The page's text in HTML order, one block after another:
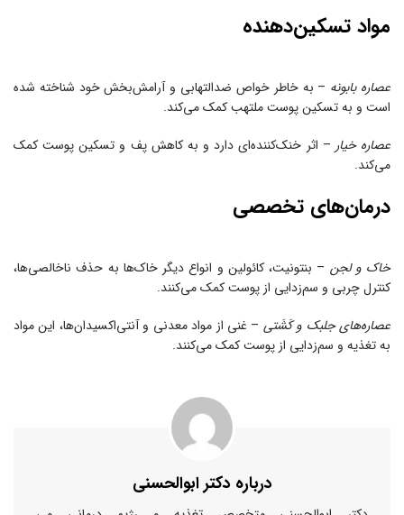
مواد تسکین‌دهنده
عصاره بابونه – به خاطر خواص ضدالتهابی و آرامش‌بخش خود شناخته شده
است و به تسکین پوست ملتهب کمک می‌کند.
عصاره خیار – اثر خنک‌کننده‌ای دارد و به کاهش پف و تسکین پوست کمک
می‌کند.
درمان‌های تخصصی
خاک و لجن – بنتونیت، کائولین و انواع دیگر خاک‌ها به حذف ناخالصی‌ها،
کنترل چربی و سم‌زدایی از پوست کمک می‌کنند.
عصاره‌های جلبک و کَشَتی – غنی از مواد معدنی و آنتی‌اکسیدان‌ها، این مواد
به تغذیه و سم‌زدایی از پوست کمک می‌کنند.
درباره دکتر ابوالحسنی